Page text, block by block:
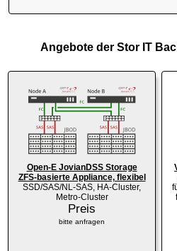
Angebote der Stor IT
Open-E JovianDSS Storage
ZFS-basierte Appliance, flexibel
SSD/SAS/NL-SAS, HA-Cluster,
Metro-Cluster
Preis
bitte anfragen